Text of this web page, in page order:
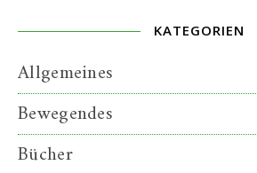
KATEGORIEN
Allgemeines
Bewegendes
Bücher